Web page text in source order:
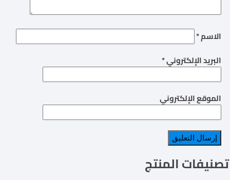
الاسم*
البريد الإلكتروني*
الموقع الإلكتروني
تصنيفات المنتج